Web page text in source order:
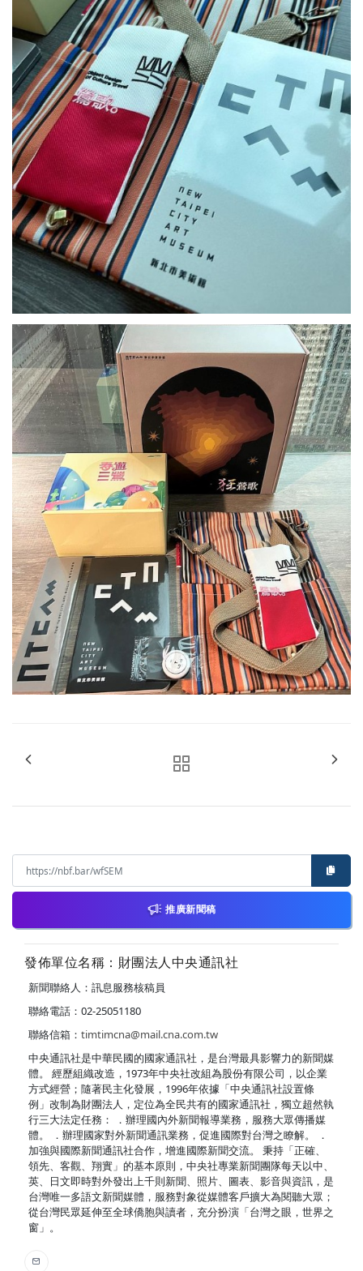
推廣新聞稿
發佈單位名稱：財團法人中央通訊社
新聞聯絡人：訊息服務核稿員
聯絡電話：02-25051180
聯絡信箱： timtimcna@mail.cna.com.tw
中央通訊社是中華民國的國家通訊社，是台灣最具影響力的新聞媒
體。 經歷組織改造，1973年中央社改組為股份有限公司，以企業
方式經營；隨著民主化發展，1996年依據「中央通訊社設置條
例」改制為財團法人，定位為全民共有的國家通訊社，獨立超然執
行三大法定任務： ．辦理國內外新聞報導業務，服務大眾傳播媒
體。 ．辦理國家對外新聞通訊業務，促進國際對台灣之瞭解。 ．
加強與國際新聞通訊社合作，增進國際新聞交流。 秉持「正確、
領先、客觀、翔實」的基本原則，中央社專業新聞團隊每天以中、
英、日文即時對外發出上千則新聞、照片、圖表、影音與資訊，是
台灣唯一多語文新聞媒體，服務對象從媒體客戶擴大為閱聽大眾；
從台灣民眾延伸至全球僑胞與讀者，充分扮演「台灣之眼，世界之
窗」。